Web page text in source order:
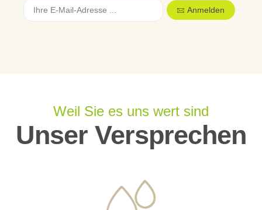
Anmelden
Weil Sie es uns wert sind
Unser Versprechen